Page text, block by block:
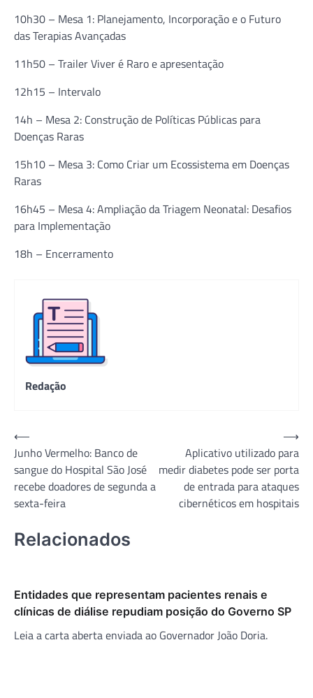
10h30 – Mesa 1: Planejamento, Incorporação e o Futuro
das Terapias Avançadas
11h50 – Trailer Viver é Raro e apresentação
12h15 – Intervalo
14h – Mesa 2: Construção de Políticas Públicas para
Doenças Raras
15h10 – Mesa 3: Como Criar um Ecossistema em Doenças
Raras
16h45 – Mesa 4: Ampliação da Triagem Neonatal: Desafios
para Implementação
18h – Encerramento
Redação
Navegação
de
Post
⟵
Junho Vermelho: Banco de
sangue do Hospital São José
recebe doadores de segunda a
sexta-feira
Aplicativo utilizado para
medir diabetes pode ser porta
de entrada para ataques
cibernéticos em hospitais
⟶
Relacionados
Entidades que representam pacientes renais e
clínicas de diálise repudiam posição do Governo SP
Leia a carta aberta enviada ao Governador João Doria.